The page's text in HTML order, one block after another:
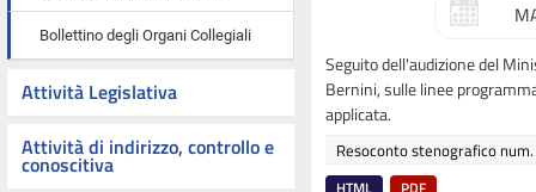
Bollettino degli Organi Collegiali
Attività Legislativa
Attività di indirizzo, controllo e
conoscitiva
Seguito dell'audizione del
Bernini, sulle linee
applicata.
Resoconto stenografico